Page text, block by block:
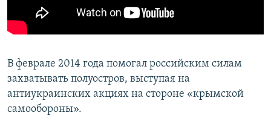
В феврале 2014 года помогал российским силам
захватывать полуостров, выступая на
антиукраинских акциях на стороне «крымской
самообороны».